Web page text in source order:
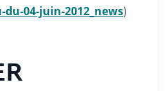
04-juin-2012_news)